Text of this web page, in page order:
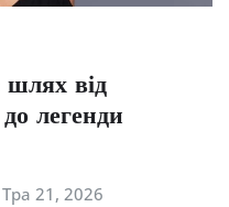
шлях від
легенди
Тра 21, 2026